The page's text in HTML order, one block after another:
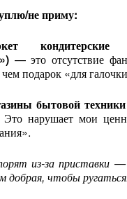
не приму:
— это отсутствие
подарок «для
бытовой техники
Это нарушает мои
из-за приставки
добрая, чтобы